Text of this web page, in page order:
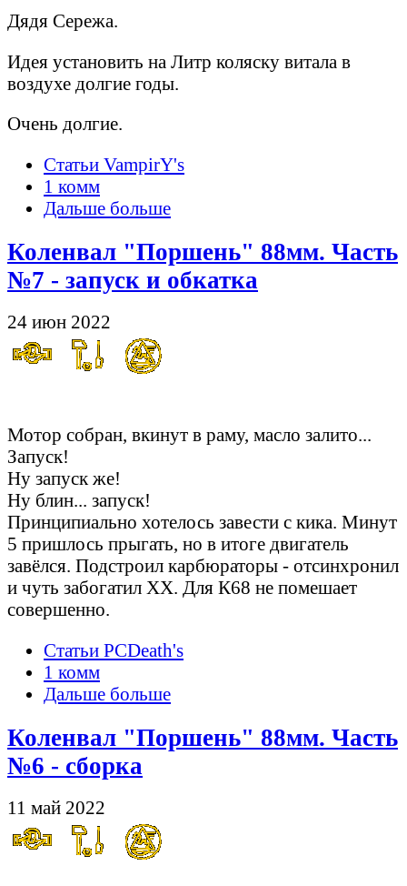
Дядя Сережа.
Идея установить на Литр коляску витала в
воздухе долгие годы.
Очень долгие.
Статьи VampirY's
1 комм
Дальше больше
Коленвал "Поршень" 88мм. Часть
№7 - запуск и обкатка
24 июн 2022
Мотор собран, вкинут в раму, масло залито...
Запуск!
Ну запуск же!
Ну блин... запуск!
Принципиально хотелось завести с кика. Минут
5 пришлось прыгать, но в итоге двигатель
завёлся. Подстроил карбюраторы - отсинхронил
и чуть забогатил ХХ. Для К68 не помешает
совершенно.
Статьи PCDeath's
1 комм
Дальше больше
Коленвал "Поршень" 88мм. Часть
№6 - сборка
11 май 2022